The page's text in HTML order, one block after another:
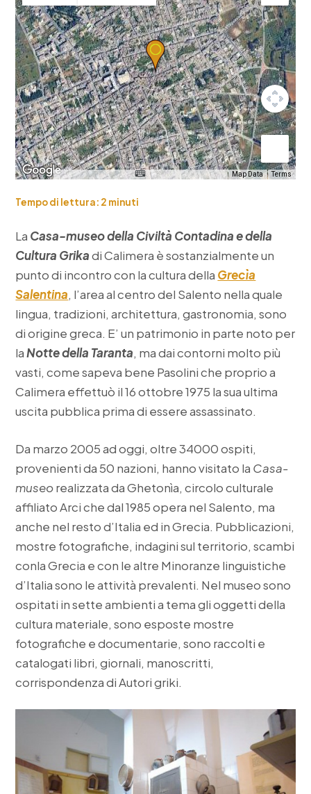
Map Data Terms
Tempo di lettura: 2 minuti
La Casa-museo della Civiltà Contadina e della
Cultura Grikadi Calimera è sostanzialmente un
punto di incontro con la cultura della Grecìa
Salentina, l’area al centro del Salento nella quale
lingua, tradizioni, architettura, gastronomia, sono
di origine greca. E’ un patrimonio in parte noto per
laNottedella Taranta, ma dai contorni molto più
vasti, come sapeva bene Pasolini che proprio a
Calimera effettuò il 16 ottobre 1975 la sua ultima
uscita pubblica prima di essere assassinato.
Da marzo 2005 ad oggi, oltre 34000 ospiti,
provenienti da 50 nazioni, hanno visitato la Casa-
museorealizzata da Ghetonìa, circolo culturale
affiliato Arci che dal 1985 opera nel Salento, ma
anche nel resto d’Italia ed in Grecia. Pubblicazioni,
mostre fotografiche, indagini sul territorio, scambi
conla Grecia e con le altre Minoranze linguistiche
d’Italia sono le attività prevalenti. Nel museo sono
ospitati in sette ambienti a tema gli oggetti della
cultura materiale, sono esposte mostre
fotografiche e documentarie, sono raccolti e
catalogati libri, giornali, manoscritti,
corrispondenza di Autori griki.